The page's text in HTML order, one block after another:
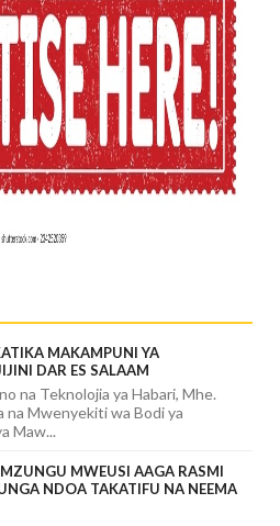
MAKAMPUNI YA
DAR ES SALAAM
na Teknolojia ya Habari, Mhe.
na Mwenyekiti wa Bodi ya
Maw...
MWEUSI AAGA RASMI
NDOA TAKATIFU NA NEEMA